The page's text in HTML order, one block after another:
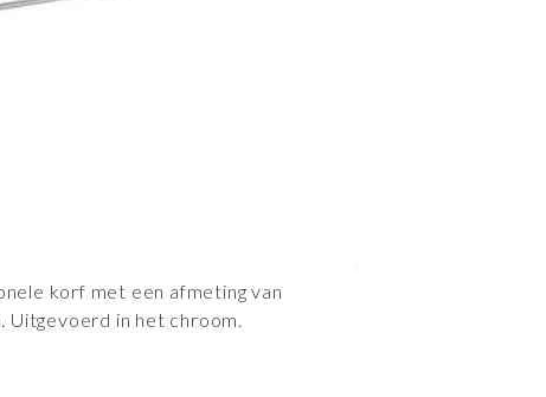
korf met een afmeting van
Uitgevoerd in het chroom.